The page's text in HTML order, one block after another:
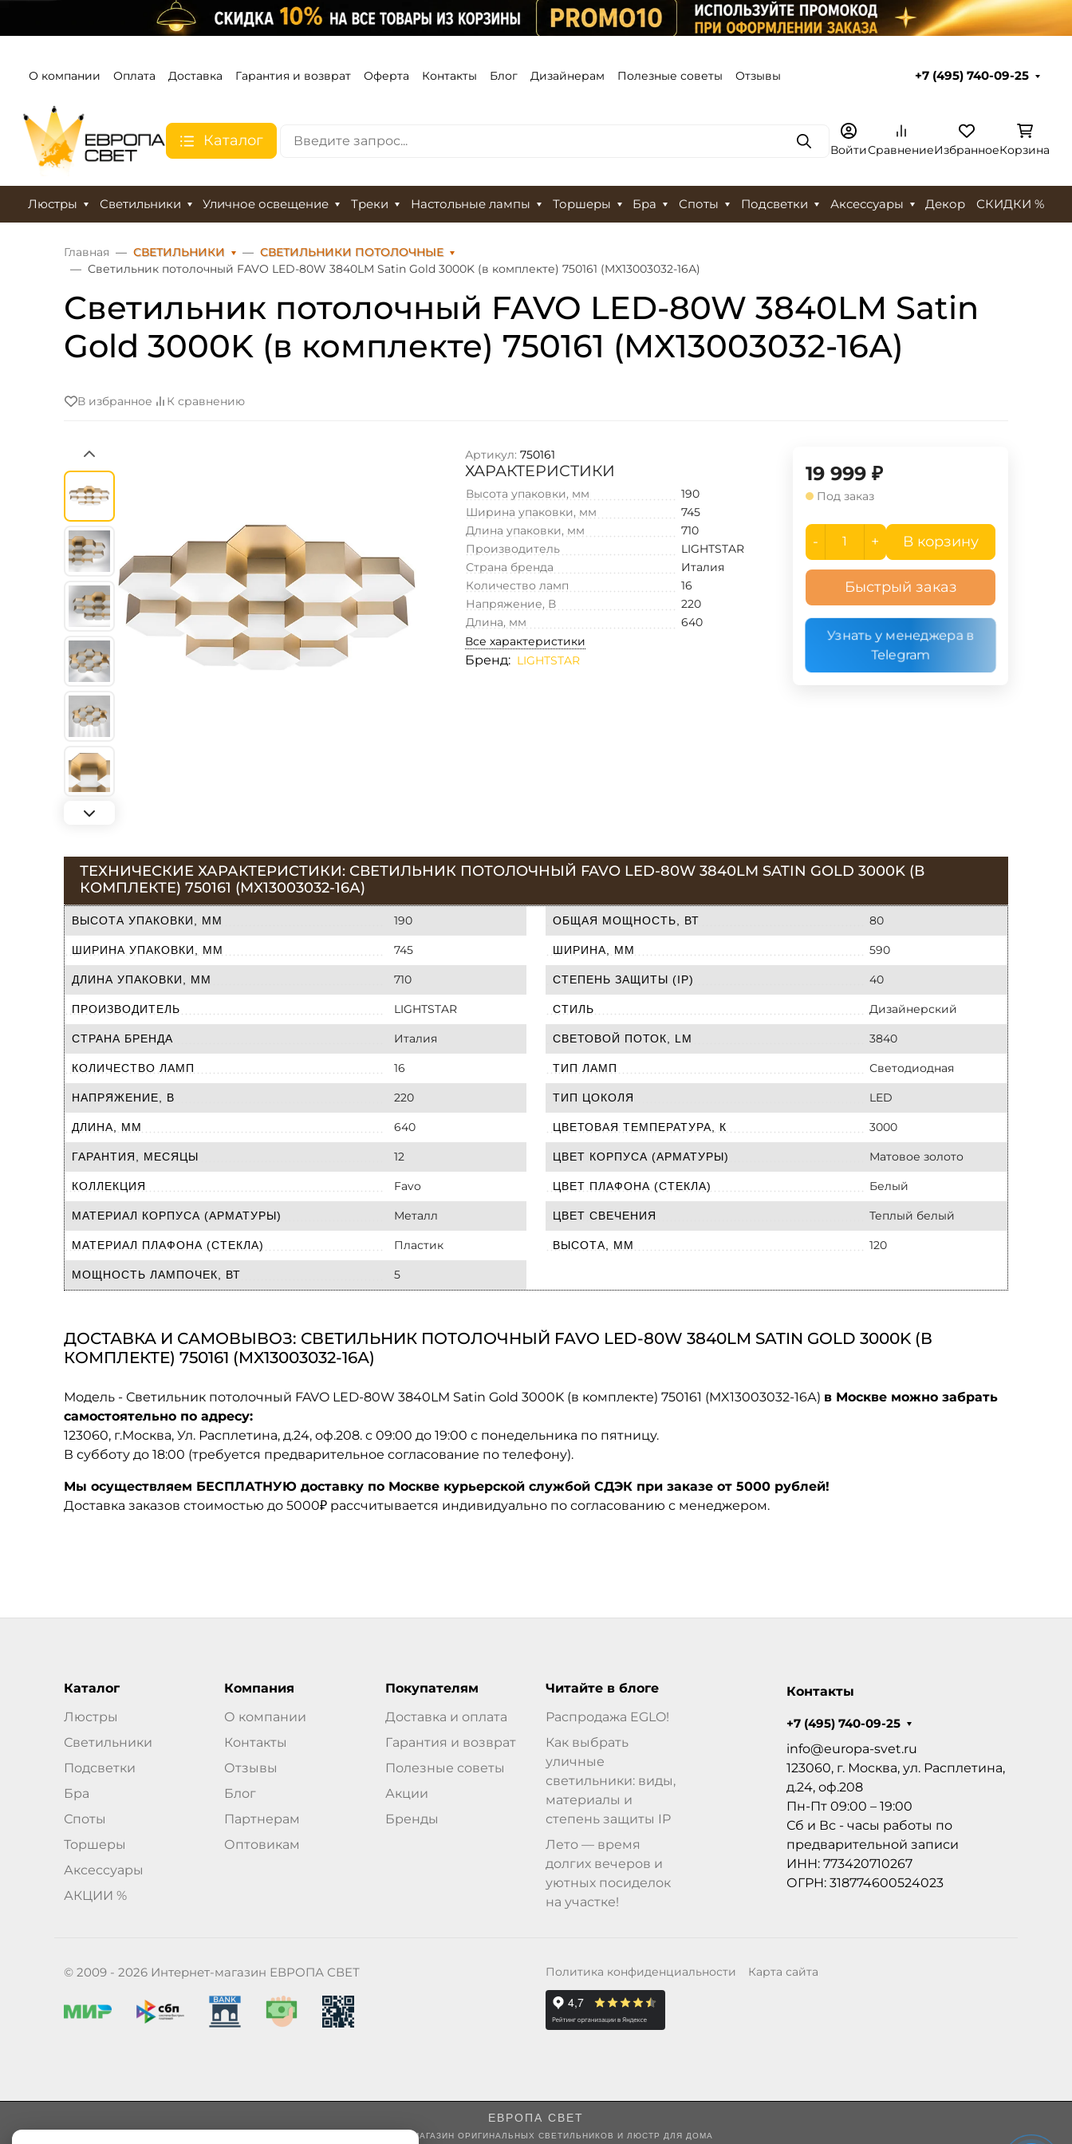
О компании Оплата Доставка Гарантия и возврат Оферта Контакты Блог Дизайнерам Полезные советы Отзывы +7 (495) 740-09-25
Каталог ПоискВойтиСравнениеИзбранноеКорзина
Люстры Светильники Уличное освещение Треки Настольные лампы Торшеры Бра Споты Подсветки Аксессуары Декор СКИДКИ %
Главная СВЕТИЛЬНИКИ
СВЕТИЛЬНИКИ ПОТОЛОЧНЫЕ
Светильник потолочный FAVO LED-80W 3840LM Satin Gold 3000K (в комплекте) 750161 (MX13003032-16А)
Светильник потолочный FAVO LED-80W 3840LM Satin
Gold 3000K (в комплекте) 750161 (MX13003032-16А)
В избранное К сравнению
Артикул: 750161
ХАРАКТЕРИСТИКИ
Высота упаковки, мм
190
Ширина упаковки, мм
745
Длина упаковки, мм
710
Производитель
LIGHTSTAR
Страна бренда
Италия
Количество ламп
16
Напряжение, В
220
Длина, мм
640
Все характеристики
Бренд: LIGHTSTAR
19 999 ₽
Под заказ
- + В корзину
Быстрый заказ
Узнать у менеджера в
Telegram
ТЕХНИЧЕСКИЕ ХАРАКТЕРИСТИКИ: СВЕТИЛЬНИК ПОТОЛОЧНЫЙ FAVO LED-80W 3840LM SATIN GOLD 3000K (В
КОМПЛЕКТЕ) 750161 (MX13003032-16А)
ВЫСОТА УПАКОВКИ, ММ 190
ШИРИНА УПАКОВКИ, ММ 745
ДЛИНА УПАКОВКИ, ММ 710
ПРОИЗВОДИТЕЛЬ LIGHTSTAR
СТРАНА БРЕНДА Италия
КОЛИЧЕСТВО ЛАМП 16
НАПРЯЖЕНИЕ, В 220
ДЛИНА, ММ 640
ГАРАНТИЯ, МЕСЯЦЫ 12
КОЛЛЕКЦИЯ Favo
МАТЕРИАЛ КОРПУСА (АРМАТУРЫ) Металл
МАТЕРИАЛ ПЛАФОНА (СТЕКЛА) Пластик
МОЩНОСТЬ ЛАМПОЧЕК, ВТ 5
ОБЩАЯ МОЩНОСТЬ, ВТ 80
ШИРИНА, ММ 590
СТЕПЕНЬ ЗАЩИТЫ (IP) 40
СТИЛЬ Дизайнерский
СВЕТОВОЙ ПОТОК, LM 3840
ТИП ЛАМП Светодиодная
ТИП ЦОКОЛЯ LED
ЦВЕТОВАЯ ТЕМПЕРАТУРА, К 3000
ЦВЕТ КОРПУСА (АРМАТУРЫ) Матовое золото
ЦВЕТ ПЛАФОНА (СТЕКЛА) Белый
ЦВЕТ СВЕЧЕНИЯ Теплый белый
ВЫСОТА, ММ 120
ДОСТАВКА И САМОВЫВОЗ: СВЕТИЛЬНИК ПОТОЛОЧНЫЙ FAVO LED-80W 3840LM SATIN GOLD 3000K (В
КОМПЛЕКТЕ) 750161 (MX13003032-16А)
Модель - Светильник потолочный FAVO LED-80W 3840LM Satin Gold 3000K (в комплекте) 750161 (MX13003032-16А) в Москве можно забрать
самостоятельно по адресу:
123060, г.Москва, Ул. Расплетина, д.24, оф.208. с 09:00 до 19:00 с понедельника по пятницу.
В субботу до 18:00 (требуется предварительное согласование по телефону).
Мы осуществляем БЕСПЛАТНУЮ доставку по Москве курьерской службой СДЭК при заказе от 5000 рублей!
Доставка заказов стоимостью до 5000₽ рассчитывается индивидуально по согласованию с менеджером.
Каталог
Люстры
Светильники
Подсветки
Бра
Споты
Торшеры
Аксессуары
АКЦИИ %
Компания
О компании
Контакты
Отзывы
Блог
Партнерам
Оптовикам
Покупателям
Доставка и оплата
Гарантия и возврат
Полезные советы
Акции
Бренды
Читайте в блоге
Распродажа EGLO!
Как выбрать
уличные
светильники: виды,
материалы и
степень защиты IP
Лето — время
долгих вечеров и
уютных посиделок
на участке!
Контакты
+7 (495) 740-09-25
info@europa-svet.ru
123060, г. Москва, ул. Расплетина,
д.24, оф.208
Пн-Пт 09:00 – 19:00
Сб и Вс - часы работы по
предварительной записи
ИНН: 773420710267
ОГРН: 318774600524023
© 2009 - 2026 Интернет-магазин ЕВРОПА СВЕТ Политика конфиденциальности Карта сайта
ЕВРОПА СВЕТ
ИНТЕРНЕТ-МАГАЗИН ОРИГИНАЛЬНЫХ СВЕТИЛЬНИКОВ И ЛЮСТР ДЛЯ ДОМА